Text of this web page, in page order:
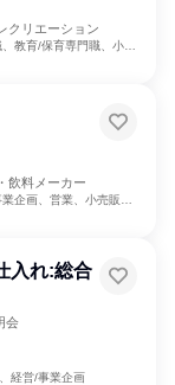
クリエーション
育専門職、小売販売/流通
飲料メーカー
売/流通、SCM/生産管理/購買/物流、交通/運輸、商品企画、マーケティング・広告・宣伝
入れ:総合
会
経営/事業企画